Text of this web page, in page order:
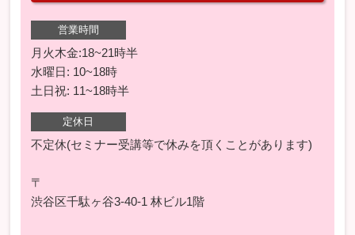
営業時間
月火木金:18~21時半
水曜日: 10~18時
土日祝: 11~18時半
定休日
不定休(セミナー受講等で休みを頂くことがあります)
〒
渋谷区千駄ヶ谷3-40-1 林ビル1階